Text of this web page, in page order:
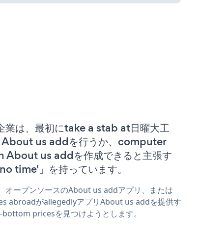
業は、最初にtake a stab at日曜大工
About us addを行うか、computer
About us addを作成できると主張す
time'」を持っています。
オープンソースのAbout us addアプリ、または
abroadがallegedlyアプリAbout us addを提供す
pricesを見つけようとします。